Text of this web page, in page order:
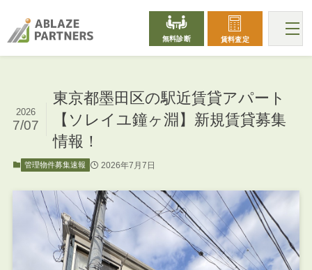
無料診断 賃料査定
東京都墨田区の駅近賃貸アパート
【ソレイユ鐘ヶ淵】新規賃貸募集
情報！
2026
7/07
管理物件募集速報 2026年7月7日